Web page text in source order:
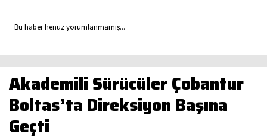
Bu haber henüz yorumlanmamış...
Akademili Sürücüler Çobantur
Boltas’ta Direksiyon Başına
Geçti